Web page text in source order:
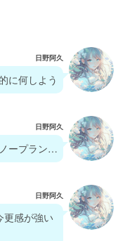
日野阿久
に何しよう
日野阿久
ープラン…
日野阿久
感が強い